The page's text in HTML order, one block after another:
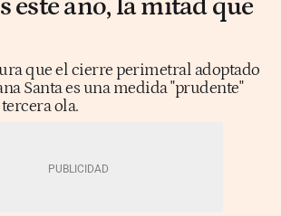
este año, la mitad que
que el cierre perimetral adoptado
Santa es una medida "prudente"
ola.